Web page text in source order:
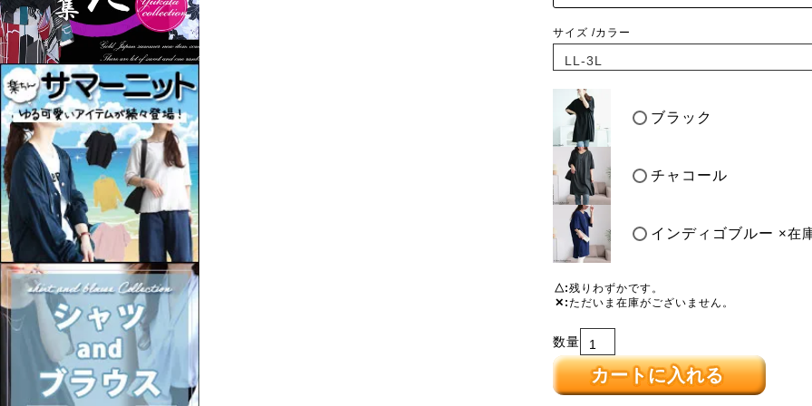
サイズ カラー
ブラック
チャコール
インディゴブルー ×在
△ 残りわずかです。
✕ ただいま在庫がございません。
カートに入れる